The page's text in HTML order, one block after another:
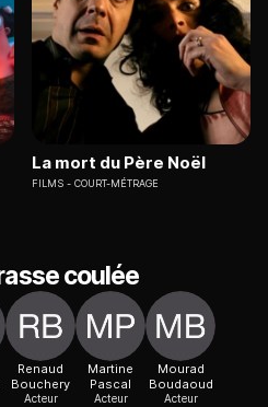
La mort du Père Noël
FILMS COURT-MÉTRAGE
coulée
Renaud
Bouchery
Acteur
Martine
Pascal
Acteur
Mourad
Boudaoud
Acteur